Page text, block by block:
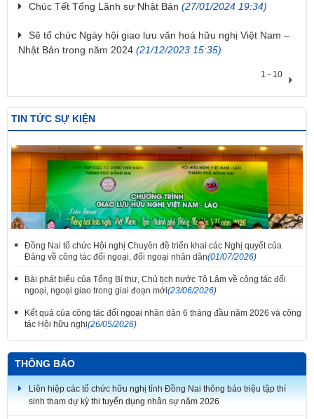
Chúc Tết Tổng Lãnh sự Nhật Bản (27/01/2024 19:34)
Sẽ tổ chức Ngày hội giao lưu văn hoá hữu nghị Việt Nam –
Nhật Bản trong năm 2024 (21/12/2023 15:35)
1 - 10
TIN TỨC SỰ KIỆN
Đồng Nai tổ chức Hội nghị Chuyên đề triển khai các Nghị quyết của
Đảng về công tác đối ngoại, đối ngoại nhân dân(01/07/2026)
Bài phát biểu của Tổng Bí thư, Chủ tịch nước Tô Lâm về công tác đối
ngoại, ngoại giao trong giai đoạn mới(23/06/2026)
Kết quả của công tác đối ngoại nhân dân 6 tháng đầu năm 2026 và công
tác Hội hữu nghị(26/05/2026)
THÔNG BÁO
Liên hiệp các tổ chức hữu nghị tỉnh Đồng Nai thông báo triệu tập thí
sinh tham dự kỳ thi tuyển dụng nhân sự năm 2026